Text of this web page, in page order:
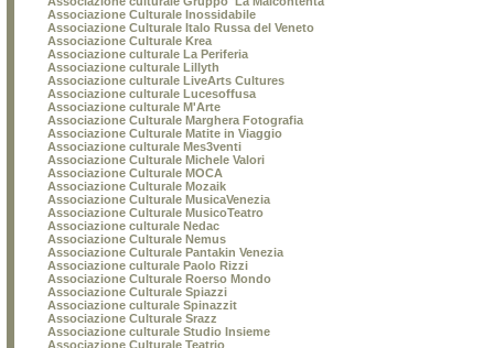
Associazione Culturale Inossidabile
Associazione Culturale Italo Russa del Veneto
Associazione Culturale Krea
Associazione culturale La Periferia
Associazione culturale Lillyth
Associazione culturale LiveArts Cultures
Associazione culturale Lucesoffusa
Associazione culturale M'Arte
Associazione Culturale Marghera Fotografia
Associazione Culturale Matite in Viaggio
Associazione culturale Mes3venti
Associazione Culturale Michele Valori
Associazione Culturale MOCA
Associazione Culturale Mozaik
Associazione Culturale MusicaVenezia
Associazione Culturale MusicoTeatro
Associazione culturale Nedac
Associazione Culturale Nemus
Associazione Culturale Pantakin Venezia
Associazione culturale Paolo Rizzi
Associazione Culturale Roerso Mondo
Associazione Culturale Spiazzi
Associazione culturale Spinazzit
Associazione Culturale Srazz
Associazione culturale Studio Insieme
Associazione Culturale Teatrio